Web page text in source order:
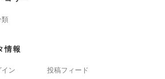
情報
イン
投稿フィード